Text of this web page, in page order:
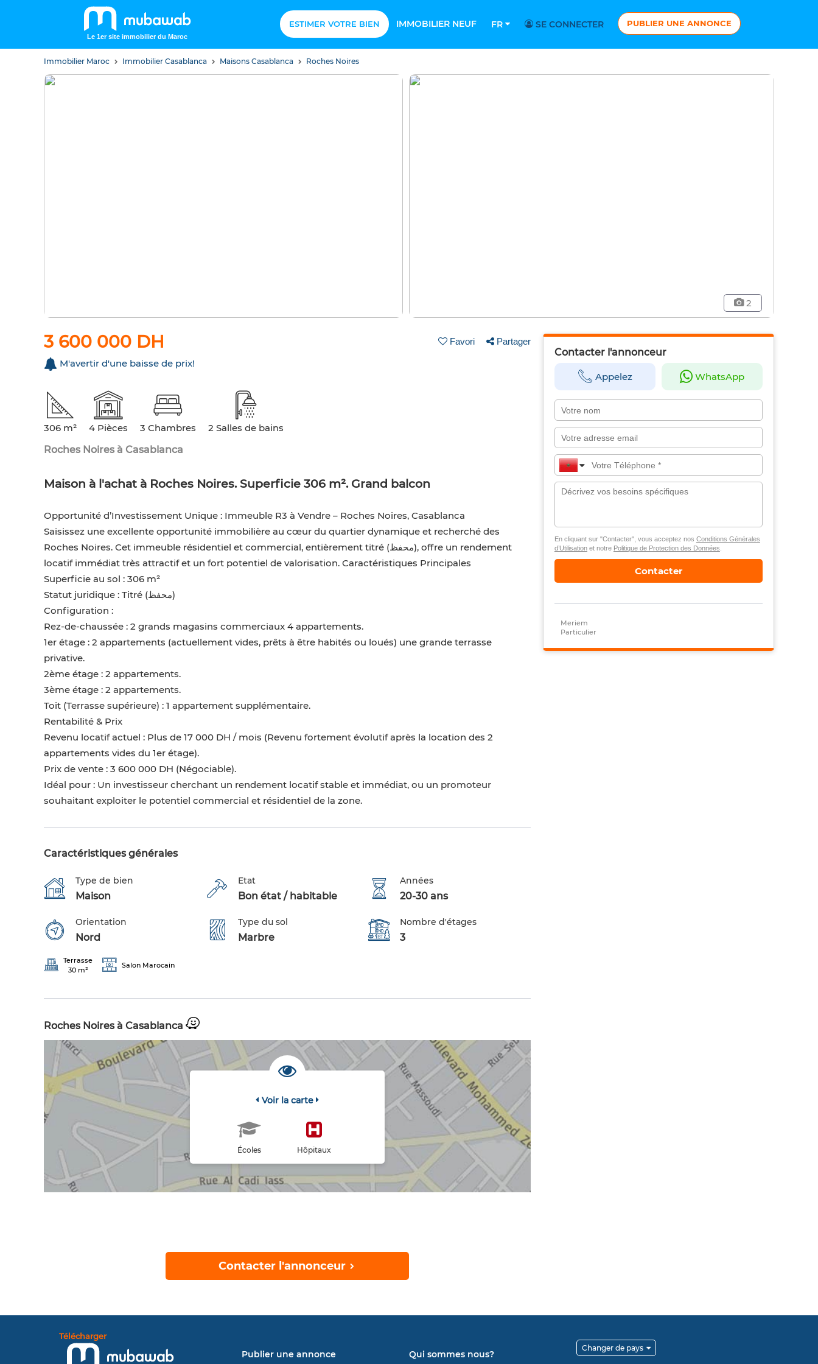
Le 1er site immobilier du Maroc
ESTIMER VOTRE BIEN IMMOBILIER NEUF FR SE CONNECTER PUBLIER UNE ANNONCE
Immobilier Maroc Immobilier Casablanca Maisons Casablanca Roches Noires
2
3 600 000 DH Favori Partager
M'avertir d'une baisse de prix!
306 m² 4 Pièces 3 Chambres
2 Salles de bains
Roches Noires à Casablanca
Maison à l'achat à Roches Noires. Superficie 306 m². Grand balcon
Opportunité d’Investissement Unique : Immeuble R3 à Vendre – Roches Noires, Casablanca
Saisissez une excellente opportunité immobilière au cœur du quartier dynamique et recherché des
Roches Noires. Cet immeuble résidentiel et commercial, entièrement titré (محفظ), offre un rendement
locatif immédiat très attractif et un fort potentiel de valorisation. Caractéristiques Principales
Superficie au sol : 306 m²
Statut juridique : Titré (محفظ)
Configuration :
Rez-de-chaussée : 2 grands magasins commerciaux 4 appartements.
1er étage : 2 appartements (actuellement vides, prêts à être habités ou loués) une grande terrasse
privative.
2ème étage : 2 appartements.
3ème étage : 2 appartements.
Toit (Terrasse supérieure) : 1 appartement supplémentaire.
Rentabilité & Prix
Revenu locatif actuel : Plus de 17 000 DH / mois (Revenu fortement évolutif après la location des 2
appartements vides du 1er étage).
Prix de vente : 3 600 000 DH (Négociable).
Idéal pour : Un investisseur cherchant un rendement locatif stable et immédiat, ou un promoteur
souhaitant exploiter le potentiel commercial et résidentiel de la zone.
Caractéristiques générales
Type de bien
Maison
Etat
Bon état / habitable
Années
20-30 ans
Orientation
Nord
Type du sol
Marbre
Nombre d'étages
3
Terrasse
30 m²
Salon Marocain
Roches Noires à Casablanca
Voir la carte
Écoles Hôpitaux
Contacter l'annonceur
Contacter l'annonceur
Appelez WhatsApp
En cliquant sur "Contacter", vous acceptez nos Conditions Générales
d’Utilisationet notre Politique de Protection des Données
Contacter
Meriem
Particulier
Télécharger
Publier une annonce Qui sommes nous?
Changer de pays